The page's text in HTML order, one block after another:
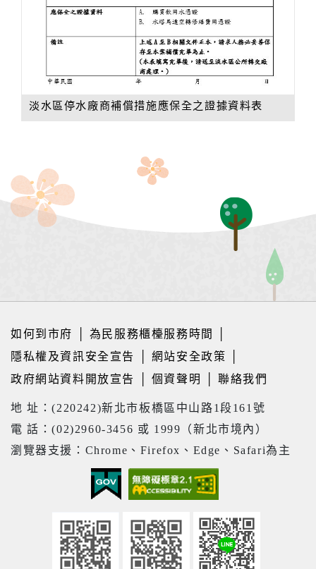
淡水區停水廠商補償措施應保全之證據資料表
如何到市府 為民服務櫃檯服務時間
隱私權及資訊安全宣告
網站安全政策
政府網站資料開放宣告
個資聲明 │聯絡我們
地 址：(220242)新北市板橋區中山路1段161號
電 話：(02)2960-3456 或 1999（新北市境內）
瀏覽器支援：Chrome、Firefox、Edge、Safari為主